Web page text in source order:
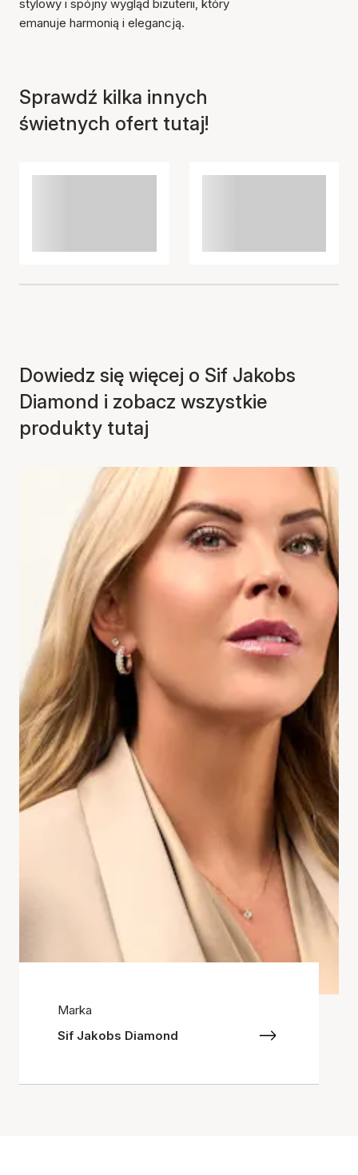
stylowy i spójny wygląd biżuterii, który
emanuje harmonią i elegancją.
Sprawdź kilka innych
świetnych ofert tutaj!
Dowiedz się więcej o Sif Jakobs
Diamond i zobacz wszystkie
produkty tutaj
Marka
Sif Jakobs Diamond